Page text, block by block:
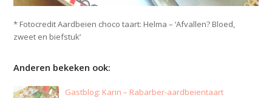
* Fotocredit Aardbeien choco taart: Helma – ‘Afvallen? Bloed,
zweet en biefstuk’
Anderen bekeken ook:
Gastblog: Karin – Rabarber-aardbeientaart